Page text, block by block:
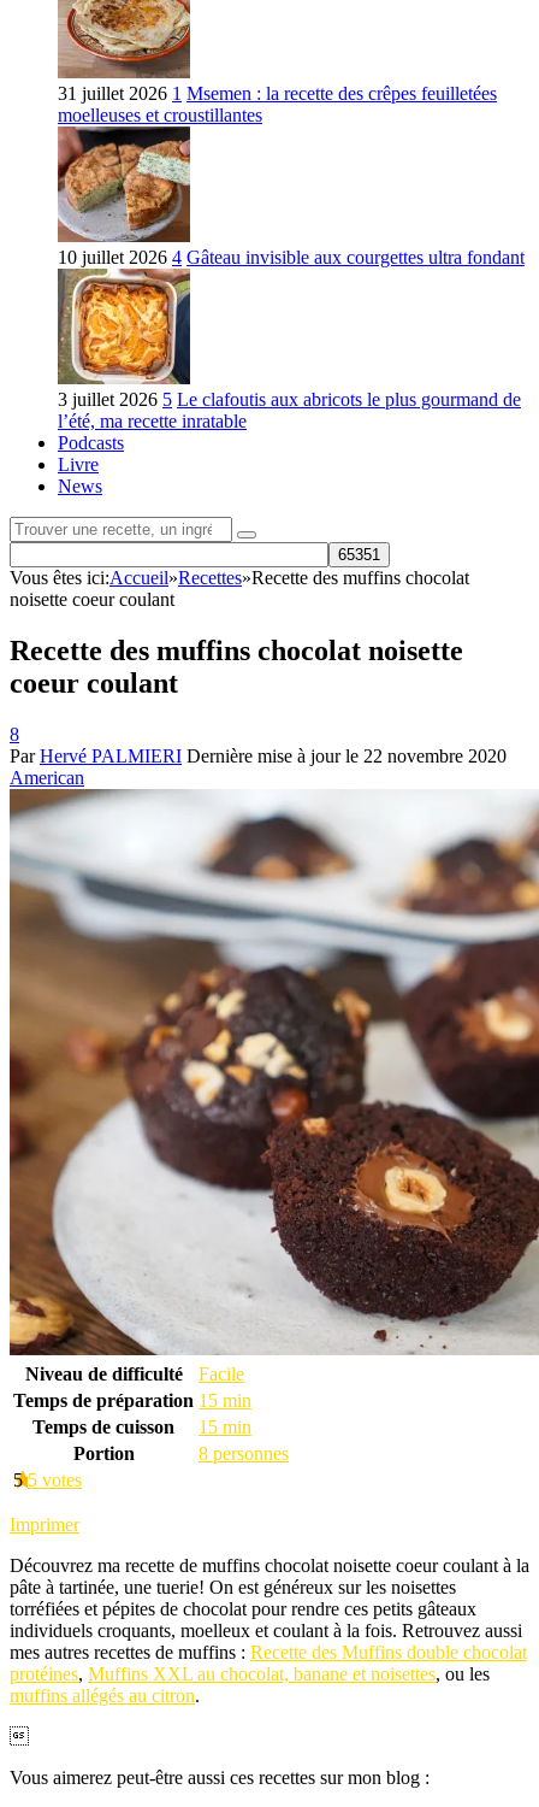
31 juillet 2026 1 Msemen : la recette des crêpes feuilletées
moelleuses et croustillantes
10 juillet 2026 4 Gâteau invisible aux courgettes ultra fondant
3 juillet 2026 5 Le clafoutis aux abricots le plus gourmand de
l’été, ma recette inratable
Podcasts
Livre
News
Rechercher
une
recette:
Vous êtes ici:Accueil»Recettes»Recette des muffins chocolat
noisette coeur coulant
Recette des muffins chocolat noisette
coeur coulant
8
ParHervé PALMIERI Dernière mise à jour le 22 novembre 2020
American
Niveau de difficulté
Facile
Temps de préparation 15 min
Temps de cuisson
15 min
Portion
8 personnes
55 votes
Imprimer
Découvrez ma recette de muffins chocolat noisette coeur coulant à la
pâte à tartinée, une tuerie! On est généreux sur les noisettes
torréfiées et pépites de chocolat pour rendre ces petits gâteaux
individuels croquants, moelleux et coulant à la fois. Retrouvez aussi
mes autres recettes de muffins : Recette des Muffins double chocolat
protéines, Muffins XXL au chocolat, banane et noisettes, ou les
muffins allégés au citron.
Vous aimerez peut-être aussi ces recettes sur mon blog :